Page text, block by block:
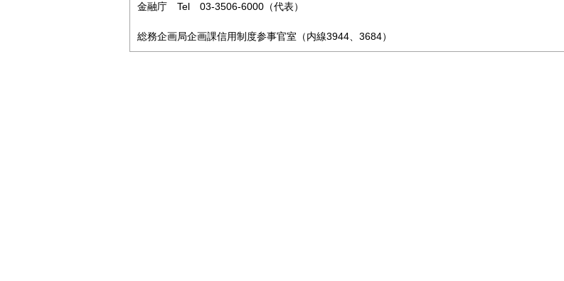
金融庁 Tel 03-3506-6000（代表）
総務企画局企画課信用制度参事官室（内線3944、3684）